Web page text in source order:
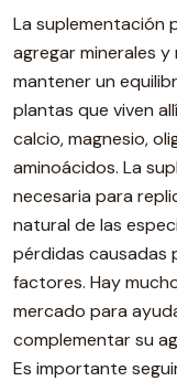
La suplementación
agregar minerales
mantener un
plantas que viven
calcio, magnesio,
aminoácidos. La
necesaria para
natural de las
pérdidas causadas
factores. Hay
mercado para
complementar su
Es importante